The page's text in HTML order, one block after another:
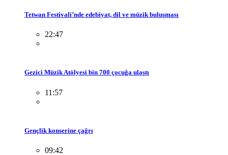
Tetwan Festivali’nde edebiyat, dil ve müzik buluşması
22:47
Gezici Müzik Atölyesi bin 700 çocuğa ulaştı
11:57
Gençlik konserine çağrı
09:42